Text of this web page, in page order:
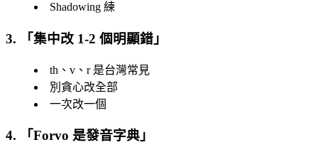
Shadowing 練
3. 「集中改 1-2 個明顯錯 」
th、v、r 是台灣常見
別貪心改全部
一次改一個
4. 「Forvo 是發音字典 」